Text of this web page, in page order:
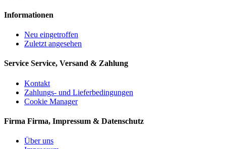
Informationen
Neu eingetroffen
Zuletzt angesehen
Service Service, Versand & Zahlung
Kontakt
Zahlungs- und Lieferbedingungen
Cookie Manager
Firma Firma, Impressum & Datenschutz
Über uns